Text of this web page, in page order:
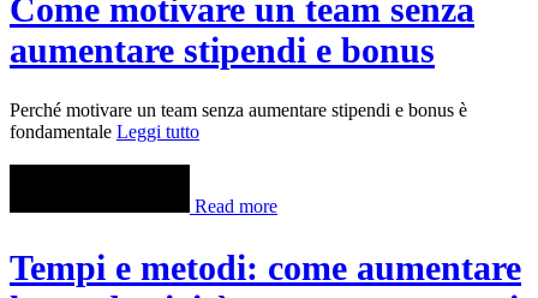
Come motivare un team senza
aumentare stipendi e bonus
Perché motivare un team senza aumentare stipendi e bonus è
fondamentale Leggi tutto
Read more
Tempi e metodi: come aumentare